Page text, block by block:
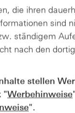
die ihren
sind
ständigem
nach den
stellen
"Werbehinweise
".